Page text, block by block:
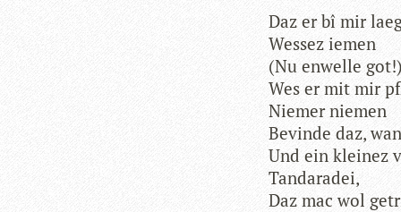
Daz er bî mir
Wes­sez iemen
(Nu enwelle
Wes er mit mir
Nie­mer niemen
Bevinde daz,
Und ein klei­nez
Tandaradei,
Daz mac wol